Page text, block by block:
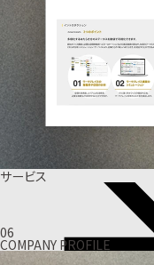
サービス
06
COMPANY PROFILE